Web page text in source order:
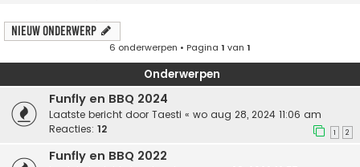
Nieuw onderwerp
6 onderwerpen • Pagina 1 van 1
Onderwerpen
Funfly en BBQ 2024
Laatste bericht door Taesti « wo aug 28, 2024 11:06 am
Reacties: 12 1 2
Funfly en BBQ 2022